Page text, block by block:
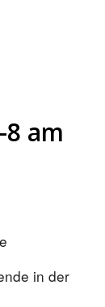
am
in der